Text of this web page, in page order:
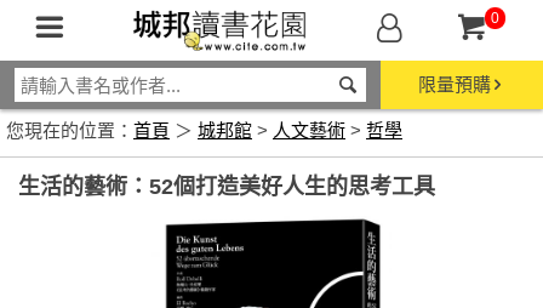
0
限量預購
您現在的位置： 首頁 ＞ 城邦館 > 人文藝術 > 哲學
生活的藝術：52個打造美好人生的思考工具